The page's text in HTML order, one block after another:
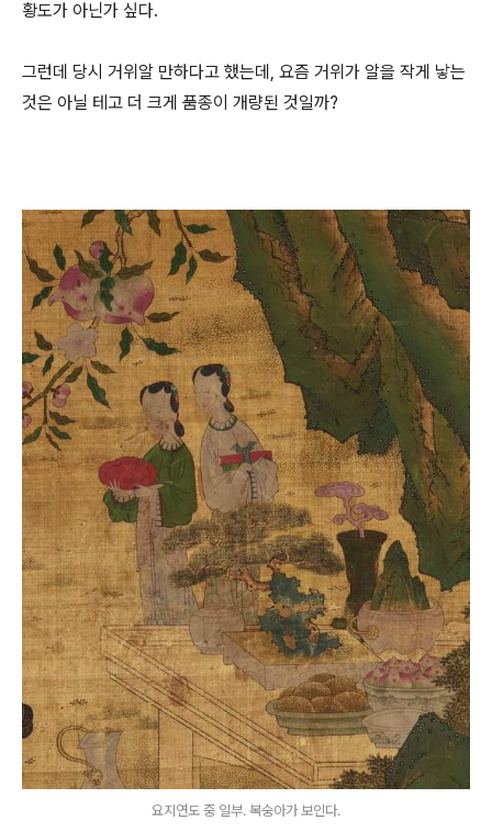
황도가 아닌가 싶다.
그런데 당시 거위알 만하다고 했는데, 요즘 거위가 알을 작게 낳는
것은 아닐 테고 더 크게 품종이 개량된 것일까?
요지연도 중 일부. 복숭아가 보인다.